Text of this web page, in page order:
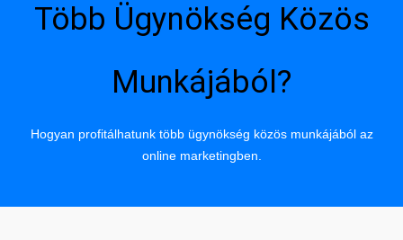
Több Ügynökség Közös
Munkájából?
Hogyan profitálhatunk több ügynökség közös munkájából az
online marketingben.